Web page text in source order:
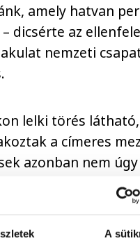
A
amely hatvan
dicsérte az
nemzeti
lelki törés
a címeres
azonban nem úgy
volna. Bízom
magukat
lesznek.